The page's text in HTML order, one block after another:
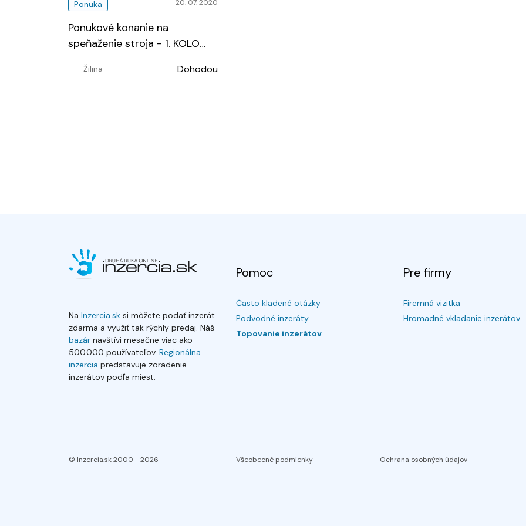
Ponuka 20. 07. 2020
Ponukové konanie na
speňaženie stroja - 1. KOLO…
Žilina Dohodou
Na Inzercia.sk si môžete podať inzerát
zdarma a využiť tak rýchly predaj. Náš
bazár navštívi mesačne viac ako
500.000 používateľov. Regionálna
inzercia predstavuje zoradenie
inzerátov podľa miest.
Pomoc
Často kladené otázky
Podvodné inzeráty
Topovanie inzerátov
Pre firmy
Firemná vizitka
Hromadné vkladanie inzerátov
© Inzercia.sk 2000 -2026 Všeobecné podmienky Ochrana osobných údajov